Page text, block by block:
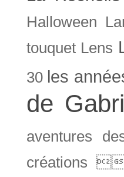
Halloween
touquet Lens
30 les
de
aventures
créations 